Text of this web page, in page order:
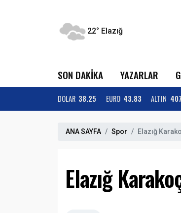
22° Elazığ
SON DAKİKA YAZARLAR
DOLAR 38.25 EURO 43.83 ALTIN
ANA SAYFA Spor Elazığ
Elazığ